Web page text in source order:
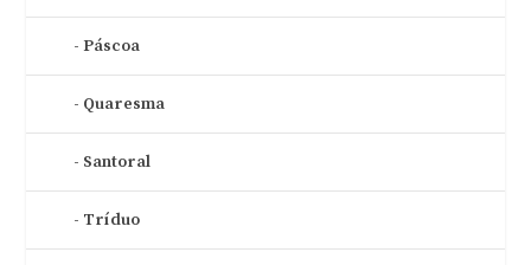
Páscoa
Quaresma
Santoral
Tríduo